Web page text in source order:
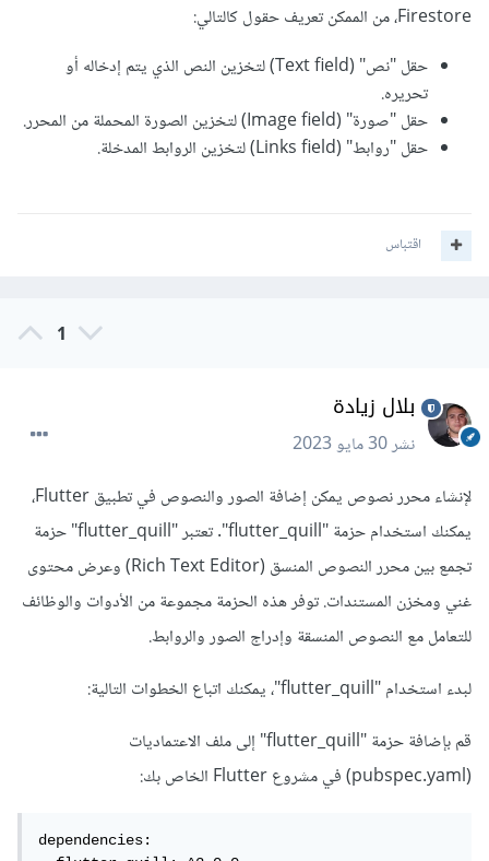
Firestore، من الممكن تعريف حقول كالتالي:
حقل "نص" (Text field) لتخزين النص الذي يتم إدخاله أو
تحريره.
حقل "صورة" (Image field) لتخزين الصورة المحملة من المحرر.
حقل "روابط" (Links field) لتخزين الروابط المدخلة.
اقتباس
1
بلال زيادة
نشر30 مايو 2023
لإنشاء محرر نصوص يمكن إضافة الصور والنصوص في تطبيق Flutter،
يمكنك استخدام حزمة "flutter_quill". تعتبر "flutter_quill" حزمة
تجمع بين محرر النصوص المنسق (Rich Text Editor) وعرض محتوى
غني ومخزن المستندات. توفر هذه الحزمة مجموعة من الأدوات والوظائف
للتعامل مع النصوص المنسقة وإدراج الصور والروابط.
لبدء استخدام "flutter_quill"، يمكنك اتباع الخطوات التالية:
قم بإضافة حزمة "flutter_quill" إلى ملف الاعتماديات
dependencies: